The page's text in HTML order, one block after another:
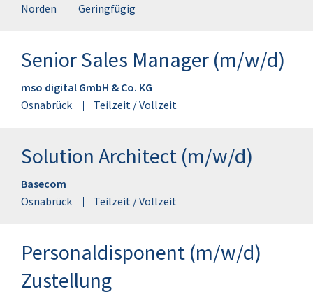
Norden
Geringfügig
Senior Sales Manager (m/w/d)
mso digital GmbH & Co. KG
Osnabrück
Teilzeit / Vollzeit
Solution Architect (m/w/d)
Basecom
Osnabrück
Teilzeit / Vollzeit
Personaldisponent (m/w/d)
Zustellung